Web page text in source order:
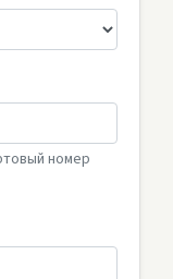
номер